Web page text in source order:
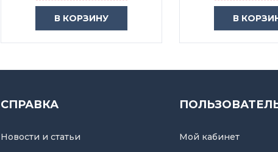
В КОРЗИНУ В
СПРАВКА
Новости и статьи
Мой кабинет